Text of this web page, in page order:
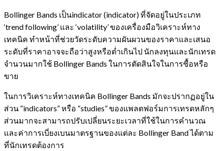
Bollinger Bands เป็นindicator (indicator) ที่จัดอยู่ในประเภท
‘trend following’ และ ‘volatility’ ของเครื่องมือวิเคราะห์ทาง
เทคนิค ทำหน้าที่ช่วยวัดระดับความผันผวนของราคาและเสนอ
ระดับที่ราคาอาจจะถือว่าสูงหรือต่ำเกินไป นักลงทุนและนักเทรด
จำนวนมากใช้ Bollinger Bands ในการตัดสินใจในการซื้อหรือ
ขาย
ในการวิเคราะห์ทางเทคนิค Bollinger Bands มักจะปรากฏอยู่ใน
ส่วน “indicators” หรือ “studies” ของแพลตฟอร์มการเทรดหลักๆ
ส่วนมากจะสามารถปรับเปลี่ยนระยะเวลาที่ใช้ในการคำนวณ
และค่าการเบี่ยงเบนมาตรฐานของแต่ละ Bollinger Band ได้ตาม
ที่นักเทรดต้องการ